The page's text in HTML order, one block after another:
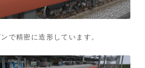
で精密に造形しています。